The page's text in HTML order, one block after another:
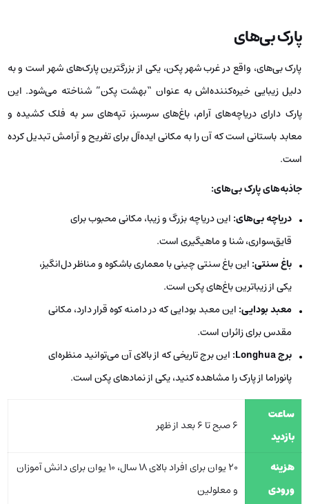
پارک بی‌های
پارک بی‌های، واقع در غرب شهر پکن، یکی از بزرگترین پارک‌های شهر است و به
دلیل زیبایی خیره‌کننده‌اش به عنوان “بهشت پکن” شناخته می‌شود. این
پارک دارای دریاچه‌های آرام، باغ‌های سرسبز، تپه‌های سر به فلک کشیده و
معابد باستانی است که آن را به مکانی ایده‌آل برای تفریح و آرامش تبدیل کرده
است.
جاذبه‌های پارک بی‌های:
دریاچه بی‌های: این دریاچه بزرگ و زیبا، مکانی محبوب برای
قایق‌سواری، شنا و ماهیگیری است.
باغ سنتی: این باغ سنتی چینی با معماری باشکوه و مناظر دل‌انگیز،
یکی از زیباترین باغ‌های پکن است.
معبد بودایی: این معبد بودایی که در دامنه کوه قرار دارد، مکانی
مقدس برای زائران است.
برج Longhua:
این برج تاریخی که از بالای آن می‌توانید منظره‌ای
پانوراما از پارک را مشاهده کنید، یکی از نمادهای پکن است.
ساعت
بازدید
6 صبح تا 6 بعد از ظهر
هزینه
ورودی
20 یوان برای افراد بالای 18 سال، 10 یوان برای دانش آموزان
و معلولین